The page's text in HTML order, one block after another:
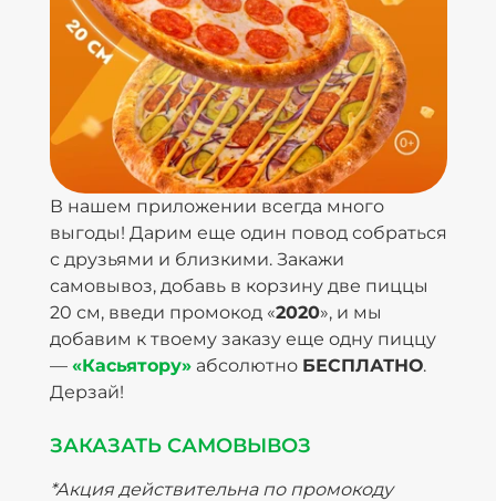
В нашем приложении всегда много
выгоды! Дарим еще один повод собраться
с друзьями и близкими. Закажи
самовывоз, добавь в корзину две пиццы
20 см, введи промокод «2020», и мы
добавим к твоему заказу еще одну пиццу
— «Касьятору»абсолютно БЕСПЛАТНО.
Дерзай!
ЗАКАЗАТЬ САМОВЫВОЗ
*Акция действительна по промокоду